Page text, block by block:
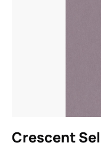
Crescent